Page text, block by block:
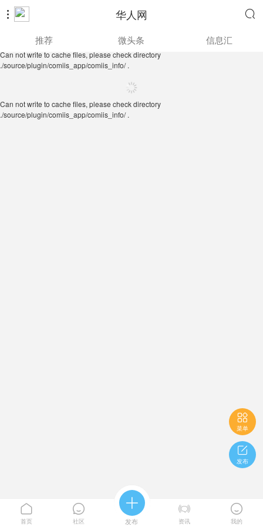
 华人网 
./source/plugin/comiis_app/comiis_info/ .
推荐 微头条 信息汇
Can not write to cache files, please check directory
./source/plugin/comiis_app/comiis_info/ .

菜单

发布

首页

社区

发布

资讯

我的
Can not write to cache files, please check directory
./source/plugin/comiis_app/comiis_info/ .